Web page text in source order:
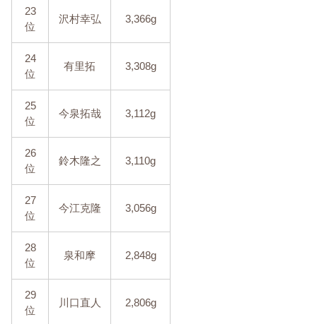
23
位
沢村幸弘 3,366g
24
位
有里拓 3,308g
25
位
今泉拓哉 3,112g
26
位
鈴木隆之 3,110g
27
位
今江克隆 3,056g
28
位
泉和摩 2,848g
29
位
川口直人 2,806g